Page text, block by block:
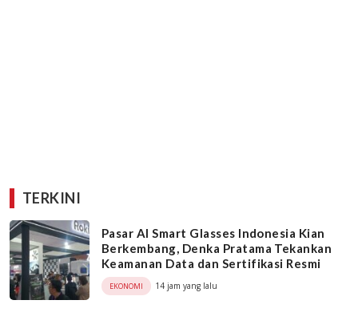
TERKINI
Pasar AI Smart Glasses Indonesia Kian
Berkembang, Denka Pratama Tekankan
Keamanan Data dan Sertifikasi Resmi
EKONOMI 14 jam yang lalu